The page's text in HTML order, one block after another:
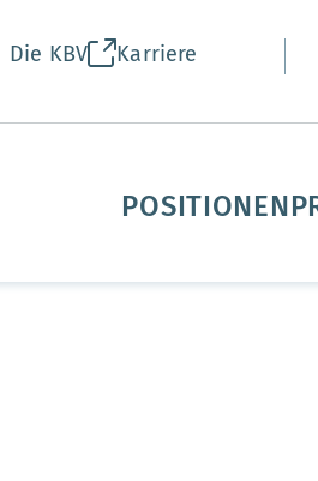
Die KBV Karriere
POSITIONEN